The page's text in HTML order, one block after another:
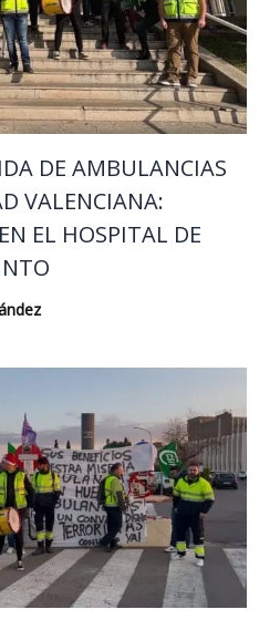
DE AMBULANCIAS
VALENCIANA:
EL HOSPITAL DE